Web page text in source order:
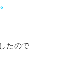
たので